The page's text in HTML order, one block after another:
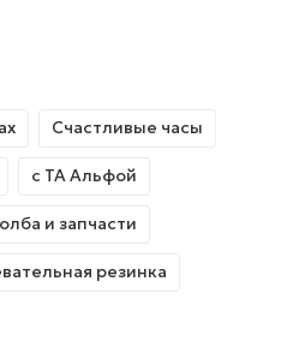
Счастливые часы
с ТА Альфой
и запчасти
резинка